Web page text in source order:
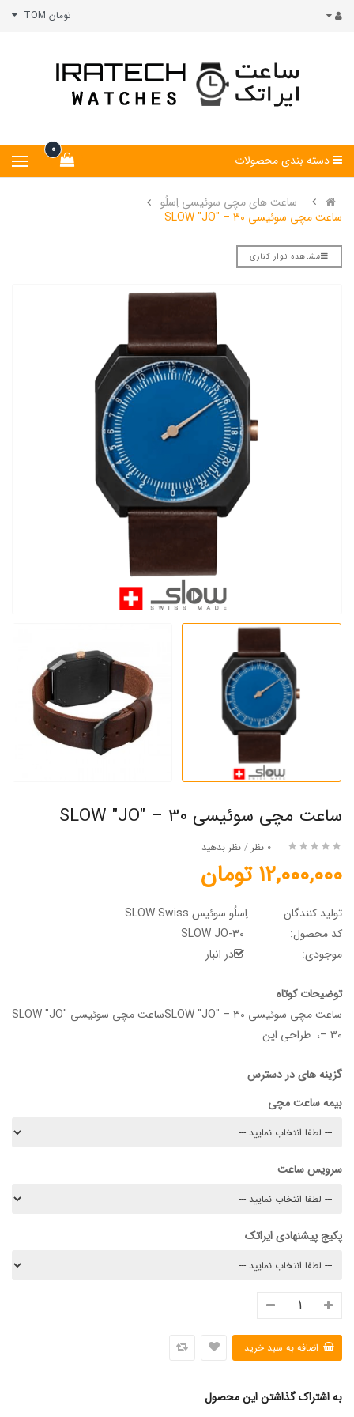
تومان TOM
0
دسته بندی محصولات
ساعت های مچی سوئیسی اِسلُو
ساعت مچی سوئیسی SLOW "JO" – 30
مشاهده نوار کناری
ساعت مچی سوئیسی SLOW "JO" – 30
0 نظر / نظر بدهید
12,000,000 تومان
تولید کنندگان
اِسلُو سوئیس SLOW Swiss
کد محصول:
موجودی:
در انبار
توضیحات کوتاه
ساعت مچی سوئیسی SLOW "JO" – 30ساعت مچی سوئیسی SLOW "JO"
– 30، طراحی این
گزینه های در دسترس
بیمه ساعت مچی
سرویس ساعت
پکیج پیشنهادی ایراتک
به اشتراک گذاشتن این محصول